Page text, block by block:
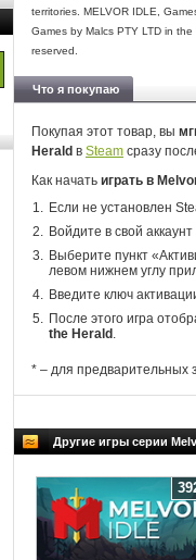
territories. MELVOR IDLE,
Games by Malcs PTY LTD in
reserved.
Что я покупаю
Покупая этот товар, вы
Herald в Steam сразу
Как начать играть в
Если не установлен
Войдите в свой
Выберите пункт
левом нижнем углу
Введите ключ
После этого игра
the Herald .
* – для предварительных
Другие игры серии